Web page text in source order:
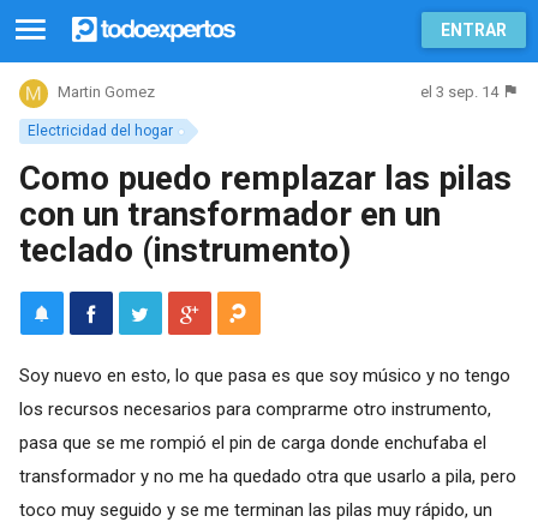
ENTRAR
Electricidad del hogar
Martin Gomez el 3 sep. 14
Como puedo remplazar las pilas
con un transformador en un
teclado (instrumento)
Soy nuevo en esto, lo que pasa es que soy músico y no tengo
los recursos necesarios para comprarme otro instrumento,
pasa que se me rompió el pin de carga donde enchufaba el
transformador y no me ha quedado otra que usarlo a pila, pero
toco muy seguido y se me terminan las pilas muy rápido, un